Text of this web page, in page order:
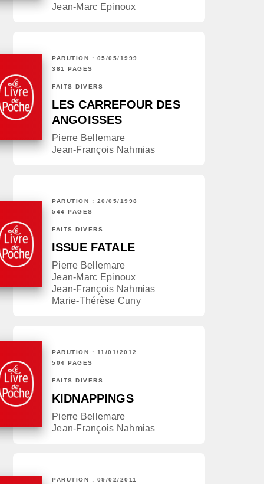
Jean-Marc Epinoux
PARUTION : 05/05/1999
381 PAGES
FAITS DIVERS
LES CARREFOUR DES
ANGOISSES
Pierre Bellemare
Jean-François Nahmias
PARUTION : 20/05/1998
544 PAGES
FAITS DIVERS
ISSUE FATALE
Pierre Bellemare
Jean-Marc Epinoux
Jean-François Nahmias
Marie-Thérèse Cuny
PARUTION : 11/01/2012
504 PAGES
FAITS DIVERS
KIDNAPPINGS
Pierre Bellemare
Jean-François Nahmias
PARUTION : 09/02/2011